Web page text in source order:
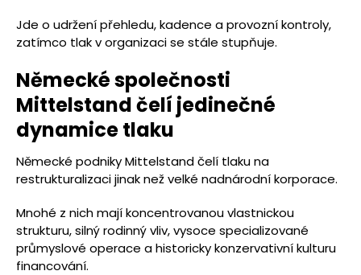
Jde o udržení přehledu, kadence a provozní kontroly,
zatímco tlak v organizaci se stále stupňuje.
Německé společnosti
Mittelstand čelí jedinečné
dynamice tlaku
Německé podniky Mittelstand čelí tlaku na
restrukturalizaci jinak než velké nadnárodní korporace.
Mnohé z nich mají koncentrovanou vlastnickou
strukturu, silný rodinný vliv, vysoce specializované
průmyslové operace a historicky konzervativní kulturu
financování.